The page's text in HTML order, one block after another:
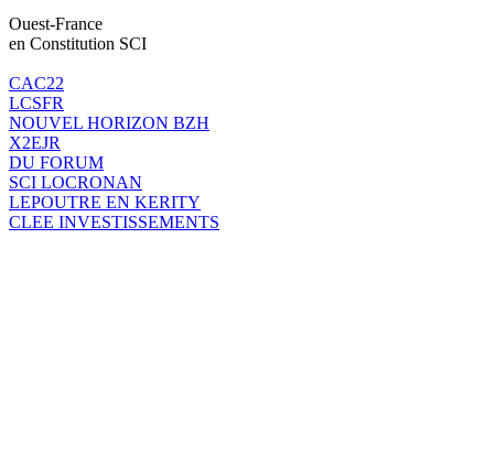
Ouest-France
en Constitution SCI
CAC22
LCSFR
NOUVEL HORIZON BZH
X2EJR
DU FORUM
SCI LOCRONAN
LEPOUTRE EN KERITY
CLEE INVESTISSEMENTS